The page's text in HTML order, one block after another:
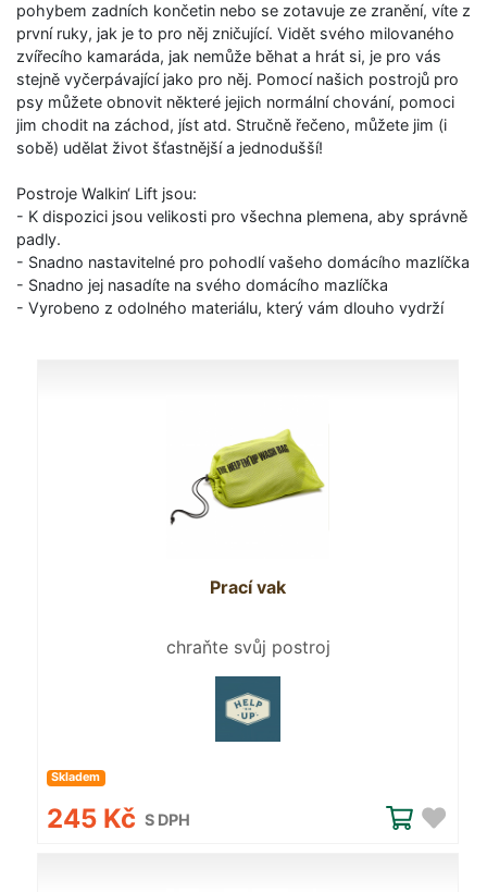
pohybem zadních končetin nebo se zotavuje ze zranění, víte z
první ruky, jak je to pro něj zničující. Vidět svého milovaného
zvířecího kamaráda, jak nemůže běhat a hrát si, je pro vás
stejně vyčerpávající jako pro něj. Pomocí našich postrojů pro
psy můžete obnovit některé jejich normální chování, pomoci
jim chodit na záchod, jíst atd. Stručně řečeno, můžete jim (i
sobě) udělat život šťastnější a jednodušší!
Postroje Walkin‘ Lift jsou:
- K dispozici jsou velikosti pro všechna plemena, aby správně
padly.
- Snadno nastavitelné pro pohodlí vašeho domácího mazlíčka
- Snadno jej nasadíte na svého domácího mazlíčka
- Vyrobeno z odolného materiálu, který vám dlouho vydrží
Prací vak
chraňte svůj postroj
Skladem
245 Kč S DPH